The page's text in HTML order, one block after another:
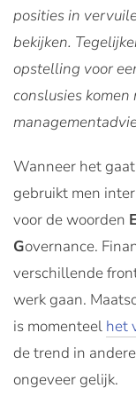
posities in
bekijken.
opstelling voor
conslusies
Wanneer het
gebruikt men
voor de woorden
Governance.
verschillende
werk gaan.
is momenteel het
de trend in
ongeveer gelijk.